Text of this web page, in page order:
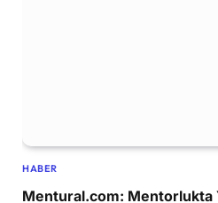
HABER
Mentural.com: Mentorlukta